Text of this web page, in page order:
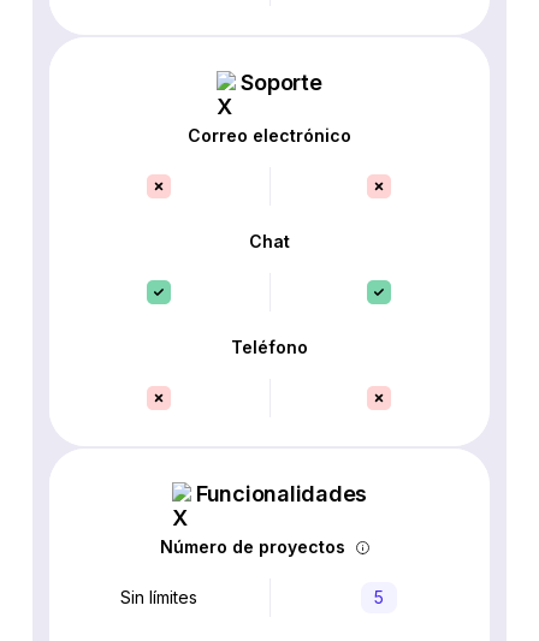
Soporte
Correo electrónico
Chat
Teléfono
Funcionalidades
Número de proyectos
Sin límites 5